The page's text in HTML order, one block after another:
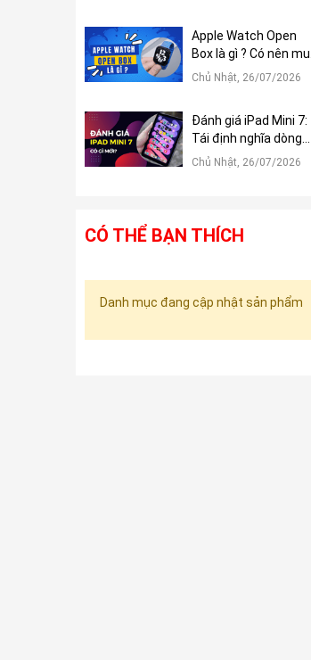
Apple Watch Open
Box là gì ? Có nên mua
?
Chủ Nhật, 26/07/2026
Đánh giá iPad Mini 7:
Tái định nghĩa dòng
iPad Mini
Chủ Nhật, 26/07/2026
CÓ THỂ BẠN THÍCH
Danh mục đang cập nhật sản phẩm